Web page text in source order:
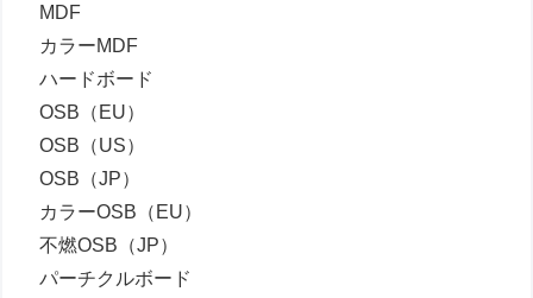
MDF
カラーMDF
ハードボード
OSB（EU）
OSB（US）
OSB（JP）
カラーOSB（EU）
不燃OSB（JP）
パーチクルボード